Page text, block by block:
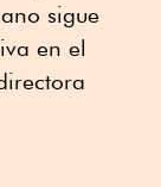
sigue
en el